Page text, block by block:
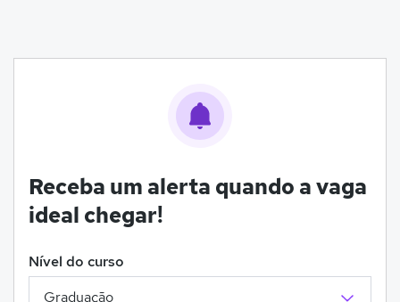
Receba um alerta quando a vaga
ideal chegar!
Nível do curso